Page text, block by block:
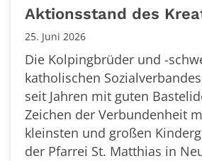
Aktionsstand des
25. Juni 2026
Die Kolpingbrüder und -
katholischen
seit Jahren mit guten
Zeichen der Verbundenheit
kleinsten und großen
der Pfarrei St. Matthias in